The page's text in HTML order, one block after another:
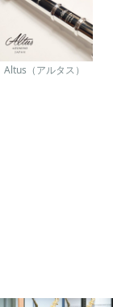
Altus（アルタス）